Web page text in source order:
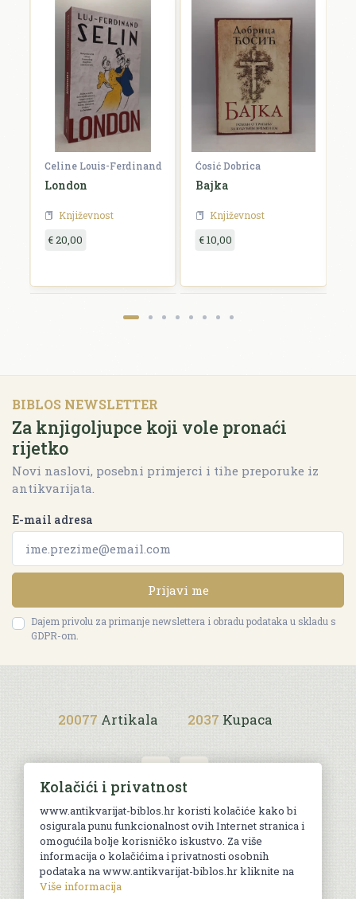
Celine Louis-Ferdinand
London
Književnost
€ 20,00
Ćosić Dobrica
Bajka
Književnost
€ 10,00
BIBLOS NEWSLETTER
Za knjigoljupce koji vole pronaći
rijetko
Novi naslovi, posebni primjerci i tihe preporuke iz
antikvarijata.
E-mail adresa
Prijavi me
Dajem privolu za primanje newslettera i obradu podataka u skladu s
GDPR-om.
20077 Artikala 2037 Kupaca
Uvjeti kupnje
Kolačići i privatnost
www.antikvarijat-biblos.hr koristi kolačiće kako bi
osigurala punu funkcionalnost ovih Internet stranica i
omogućila bolje korisničko iskustvo. Za više
informacija o kolačićima i privatnosti osobnih
podataka na www.antikvarijat-biblos.hr kliknite na
Više informacija